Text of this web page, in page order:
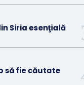
Siria esenţială
să fie căutate